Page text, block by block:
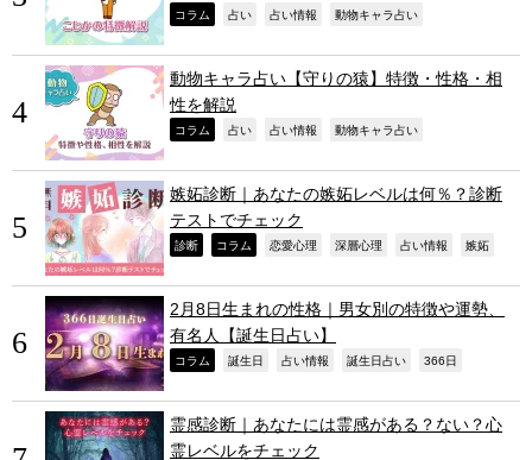
コラム 占い 占い情報 動物キャラ占い
動物キャラ占い【守りの猿】特徴・性格・相
性を解説
コラム 占い 占い情報 動物キャラ占い
嫉妬診断｜あなたの嫉妬レベルは何％？診断
テストでチェック
診断 コラム 恋愛心理 深層心理 占い情報 嫉妬
2月8日生まれの性格｜男女別の特徴や運勢、
有名人【誕生日占い】
コラム 誕生日 占い情報 誕生日占い 366日
霊感診断｜あなたには霊感がある？ない？心
霊レベルをチェック